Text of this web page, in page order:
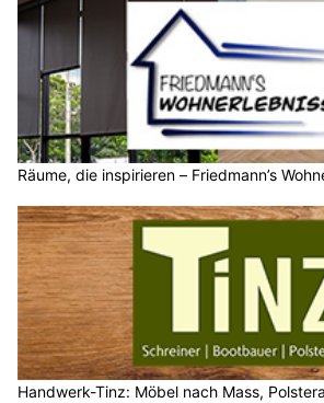
Räume, die inspirieren – Friedmann’s
Handwerk-Tinz: Möbel nach Mass,